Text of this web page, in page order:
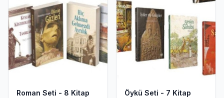
Roman Seti - 8 Kitap
Öykü Seti - 7 Kitap